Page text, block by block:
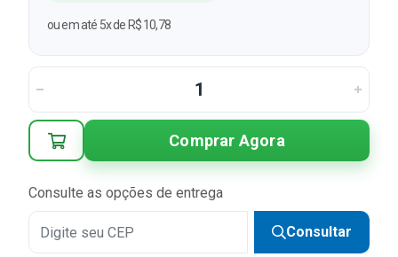
ou em até 5x de R$ 10,78
Comprar Agora
Consulte as opções de entrega
Consultar